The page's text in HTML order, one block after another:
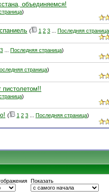
объединяемся!
)
( 1 2 3
Последняя страница
3 Последняя страница)
страница)
пистолетом!!
)
( 1 2 3 Последняя страница)
Показать